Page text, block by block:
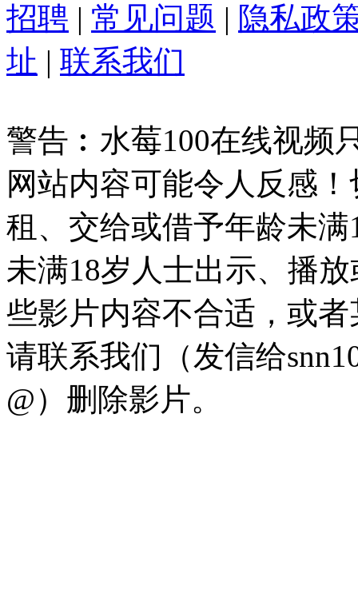
招聘 | 常见问题 | 隐私政
址 | 联系我们
警告︰水莓100在线视频
网站内容可能令人反感
租、交给或借予年龄未
未满18岁人士出示、播
些影片内容不合适，或
请联系我们（发信给
@）删除影片。